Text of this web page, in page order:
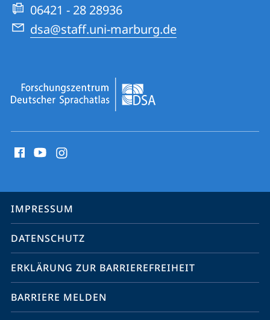
06421 - 28 28936
dsa@staff.uni-marburg.de
Media
Service-
Navigation
IMPRESSUM
DATENSCHUTZ
ERKLÄRUNG ZUR BARRIEREFREIHEIT
BARRIERE MELDEN